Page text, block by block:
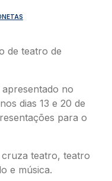
de teatro de
no
dias 13 e 20 de
para o
teatro, teatro
e música.